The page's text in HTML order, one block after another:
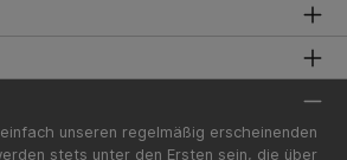
unseren regelmäßig erscheinenden
stets unter den Ersten sein, die über